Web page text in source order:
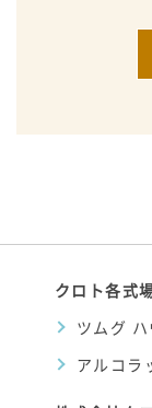
クロト各式
ツムグ
アルコラ